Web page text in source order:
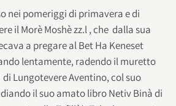
nei pomeriggi di primavera e di
il Morè Moshè zz.l , che dalla sua
a pregare al Bet Ha Keneset
lentamente, radendo il muretto
Lungotevere Aventino, col suo
il suo amato libro Netiv Binà di